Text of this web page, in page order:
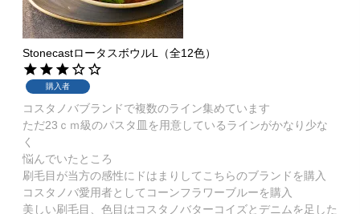
StonecastロータスボウルL（全12色）
購入者
コスタノバブランドで複数のライン集めています
ただ23ｃｍ級のパスタ皿を用意しているラインがかなり少な
く
悩んでいたところ
刷毛目が当方の感性にドはまりしてこちらのブランドを購入
コスタノバ愛用者としてコーンフラワーブルーを購入
美しい刷毛目、色目はコスタノバターコイズとデニムを足した